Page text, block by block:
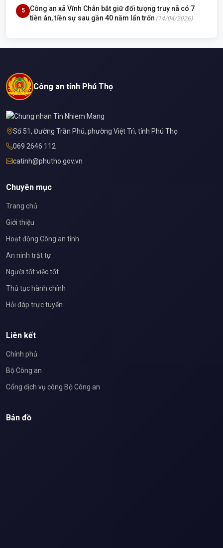
5
Công an xã Vĩnh Chân bắt giữ đối tượng truy nã có 7
tiền án, tiền sự sau gần 40 năm lẩn trốn (14/04/2026)
Công an tỉnh Phú Thọ
Số 51, Đường Trần Phú, phường Việt Trì, tỉnh Phú Thọ
069 2646 112
catinh@phutho.gov.vn
Chuyên mục
Trang chủ
Giới thiệu
Hoạt động Công an tỉnh
An ninh trật tự
Người tốt việc tốt
Thủ tục hành chính
Hỏi đáp trực tuyến
Liên kết
Chính phủ
Bộ Công an
Cổng dịch vụ công Bộ Công an
Bản đồ